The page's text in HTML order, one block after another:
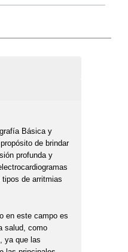
Básica y
de brindar
profunda y
de arritmias
en este campo es
salud, como
ya que las